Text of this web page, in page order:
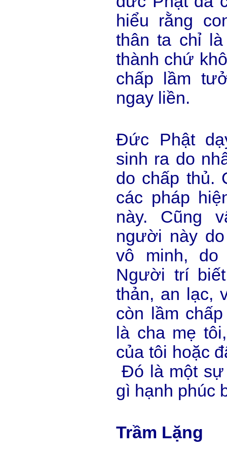
hiểu rằng
thân ta chỉ
thành chứ
chấp lầm
ngay liền.
Đức Phật
sinh ra do
do chấp thủ.
các pháp
này. Cũng
người này
vô minh,
Người trí
thản, an lạc,
còn lầm
là cha mẹ
của tôi hoặc
Đó là một sự
gì hạnh phúc
Trầm Lặng